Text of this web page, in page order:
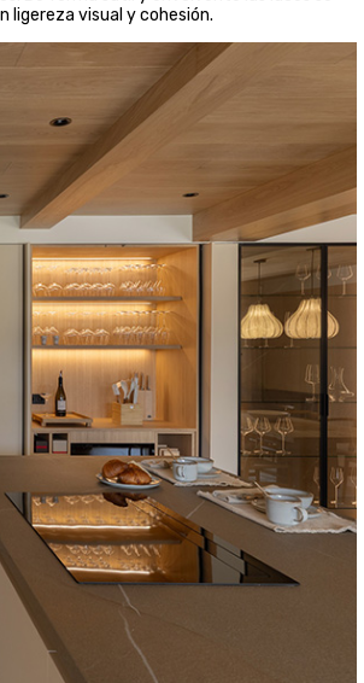
ligereza visual y cohesión.